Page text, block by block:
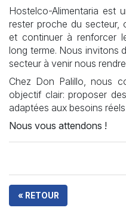
Hostelco-Alimentaria est
rester proche du secteur,
et continuer à renforcer
long terme. Nous invitons
secteur à venir nous
Chez Don Palillo, nous
objectif clair: proposer
adaptées aux besoins
Nous vous attendons !
« RETOUR